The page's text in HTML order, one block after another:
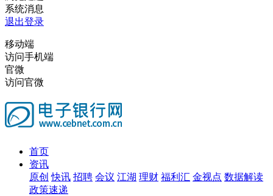
系统消息
退出登录
移动端
访问手机端
官微
访问官微
首页
资讯
原创 快讯 招聘 会议 江湖 理财 福利汇 金视点 数据解读
政策速递